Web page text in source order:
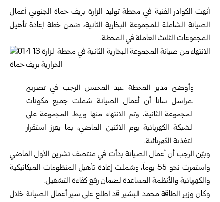
أنهت الكوادر الفنية في محطة توليد الزارة بريفحماة الجنوبي أعمال
الصيانة الشاملة للمجموعة البخارية الثانية، ضمن خطة إعادة تأهيل
المجموعات الثلاث العاملة في المحطة.
وأوضح مدير المحطة عبد المحسن الرجب في تصريح
لمراسل سانا أن أعمال الصيانة شملت جميع مكونات
المجموعة الثانية، وتم الانتهاء منها وربط المجموعة على
الشبكة الكهربائية يوم الاثنين الماضي، بما يعزز استقرار
التغذية الكهربائية.
وبيّن الرجب أن أعمال الصيانة بدأت في منتصف تشرين الأول الماضي
واستمرت نحو 55 يوماً، وشملت إعادة تأهيل المنظومات الميكانيكية
والكهربائية والأنظمة المساعدة لضمان رفع كفاءة التشغيل.
وكانوزير الطاقة محمد البشير قد اطلع على سير أعمال الصيانة خلال